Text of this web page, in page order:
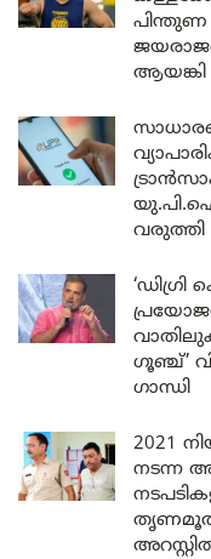
പിന്തുണ
ആയങ്കി
യു.പി.ഐ
വരുത്തി
ഗൂഞ്ച്’
ഗാന്ധി
2021
നടന്ന